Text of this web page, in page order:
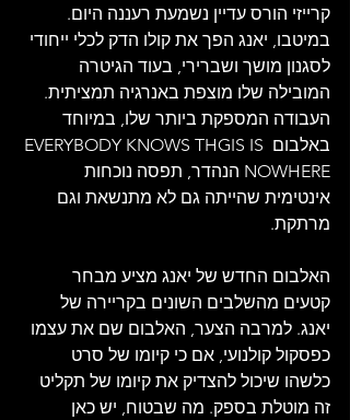
קרייזי הורס עדיין נשמעת רעננה היום.
במיטבו, יאנג הפך את קולו הדק לכלי ייחודי
לסגנון מושך ושברירי, בעוד הגיטרה
המובילה שלו מוצפת באנרגיה תמציתית.
העבודה המספקת ביותר שלו, במיוחד
באלבום EVERYBODY KNOWS THGIS IS
NOWHERE הנהדר, תפסה נוכחות
אינטימית שהייתה גם לא מתנשאת וגם
מרתקת.
האלבום החדש של יאנג מציע מבחר
קטעים מהשלבים השונים בקריירה של
יאנג. למרבה הצער, האלבום שם את עצמו
כפסקול קולנועי, אם כי קיומו של סרט
כלשהו שיכול להצדיק את קיומו של תקליט
זה מוטלת בספק. מה שבטוח, יש כאן